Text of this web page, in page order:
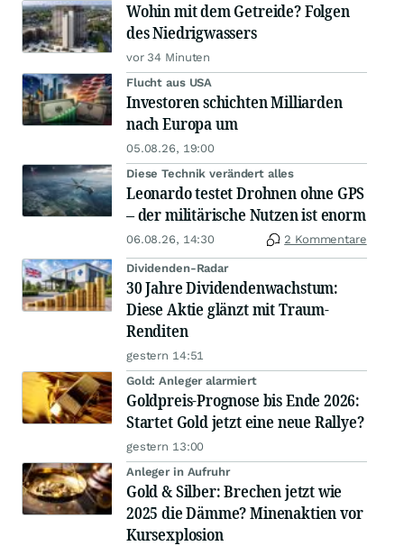
Wohin mit dem Getreide? Folgen
des Niedrigwassers
vor 34 Minuten
Flucht aus USA
Investoren schichten Milliarden
nach Europa um
05.08.26, 19:00
Diese Technik verändert alles
Leonardo testet Drohnen ohne GPS
– der militärische Nutzen ist enorm
06.08.26, 14:30 2 Kommentare
Dividenden-Radar
30 Jahre Dividendenwachstum:
Diese Aktie glänzt mit Traum-
Renditen
gestern 14:51
Gold: Anleger alarmiert
Goldpreis-Prognose bis Ende 2026:
Startet Gold jetzt eine neue Rallye?
gestern 13:00
Anleger in Aufruhr
Gold & Silber: Brechen jetzt wie
2025 die Dämme? Minenaktien vor
Kursexplosion